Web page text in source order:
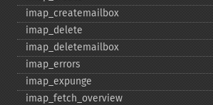
imap_​createmailbox
imap_​delete
imap_​deletemailbox
imap_​errors
imap_​expunge
imap_​fetch_​overview